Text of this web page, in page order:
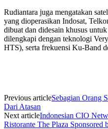
Rudiantara juga mengatakan
yang dioperasikan Indosat,
dibuat dan didesain khusus
dilengkapi dengan teknologi
HTS), serta frekuensi Ku-Band
Previous articleSebagian Orang
Dari Atasan
Next articleIndonesian CIO
Ristorante The Plaza Sponsored